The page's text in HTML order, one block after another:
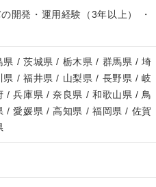
開発・運用経験（3年以上） ・
/ 茨城県 / 栃木県 / 群馬県 / 埼
/ 福井県 / 山梨県 / 長野県 / 岐
/ 兵庫県 / 奈良県 / 和歌山県 / 鳥
/ 愛媛県 / 高知県 / 福岡県 / 佐賀